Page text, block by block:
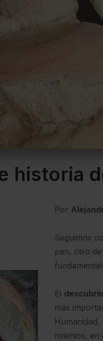
historia
Por
Seguimos
pan, otro
El
más
milenios,